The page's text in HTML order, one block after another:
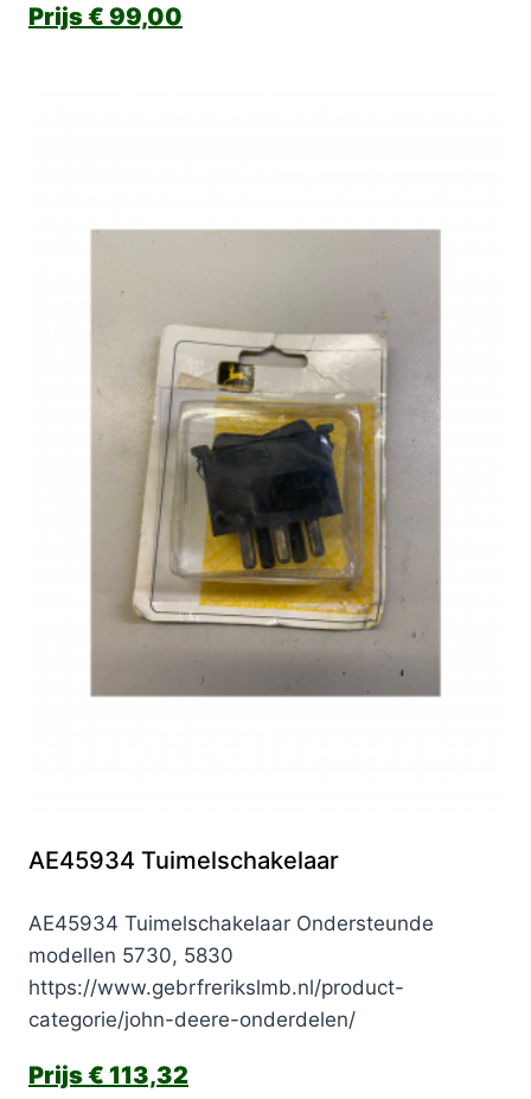
€ 99,00
AE45934 Tuimelschakelaar
AE45934 Tuimelschakelaar Ondersteunde
modellen 5730, 5830
https://www.gebrfrerikslmb.nl/product-
categorie/john-deere-onderdelen/
€ 113,32